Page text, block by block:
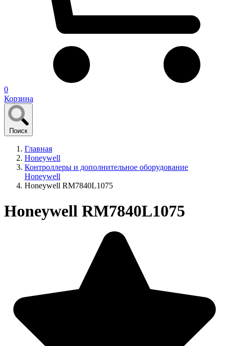
0
Корзина
Поиск
Главная
Honeywell
Контроллеры и дополнительное оборудование
Honeywell
Honeywell RM7840L1075
Honeywell RM7840L1075